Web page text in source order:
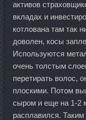
активов
вкладах и
котлована там так
доволен, косы
Используются
очень толстым
перетирать волос,
плоскими. Потом
сыром и еще на 1-2
расплавился.